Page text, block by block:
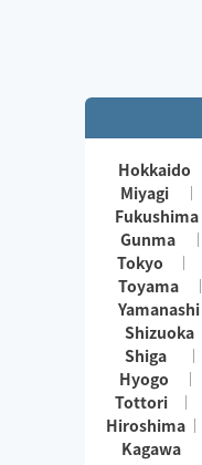
Hokkaido
Miyagi
Fukushima
Gunma
Tokyo
Toyama
Yamanashi
Shizuoka
Shiga
Hyogo
Tottori
Hiroshima
Kagawa